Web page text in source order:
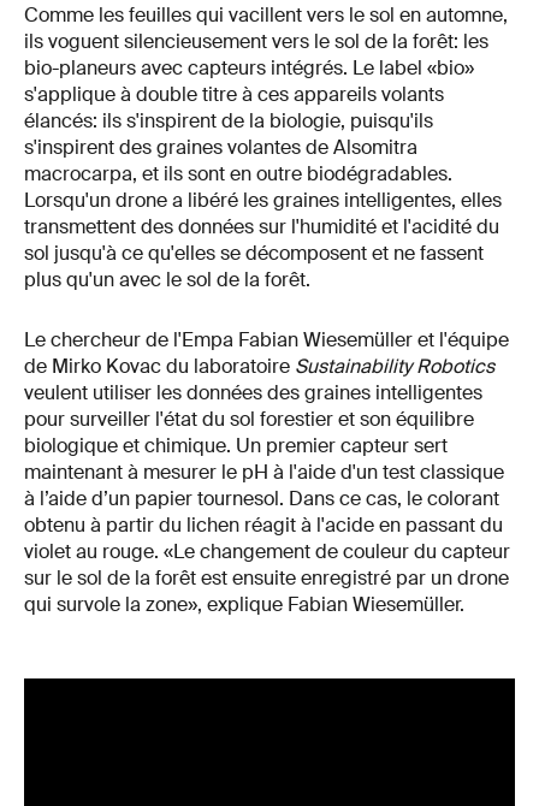
Comme les feuilles qui vacillent vers le sol en automne,
ils voguent silencieusement vers le sol de la forêt: les
bio-planeurs avec capteurs intégrés. Le label «bio»
s'applique à double titre à ces appareils volants
élancés: ils s'inspirent de la biologie, puisqu'ils
s'inspirent des graines volantes de Alsomitra
macrocarpa, et ils sont en outre biodégradables.
Lorsqu'un drone a libéré les graines intelligentes, elles
transmettent des données sur l'humidité et l'acidité du
sol jusqu'à ce qu'elles se décomposent et ne fassent
plus qu'un avec le sol de la forêt.
Le chercheur de l'Empa Fabian Wiesemüller et l'équipe
de Mirko Kovac du laboratoire Sustainability Robotics
veulent utiliser les données des graines intelligentes
pour surveiller l'état du sol forestier et son équilibre
biologique et chimique. Un premier capteur sert
maintenant à mesurer le pH à l'aide d'un test classique
à l’aide d’un papier tournesol. Dans ce cas, le colorant
obtenu à partir du lichen réagit à l'acide en passant du
violet au rouge. «Le changement de couleur du capteur
sur le sol de la forêt est ensuite enregistré par un drone
qui survole la zone», explique Fabian Wiesemüller.